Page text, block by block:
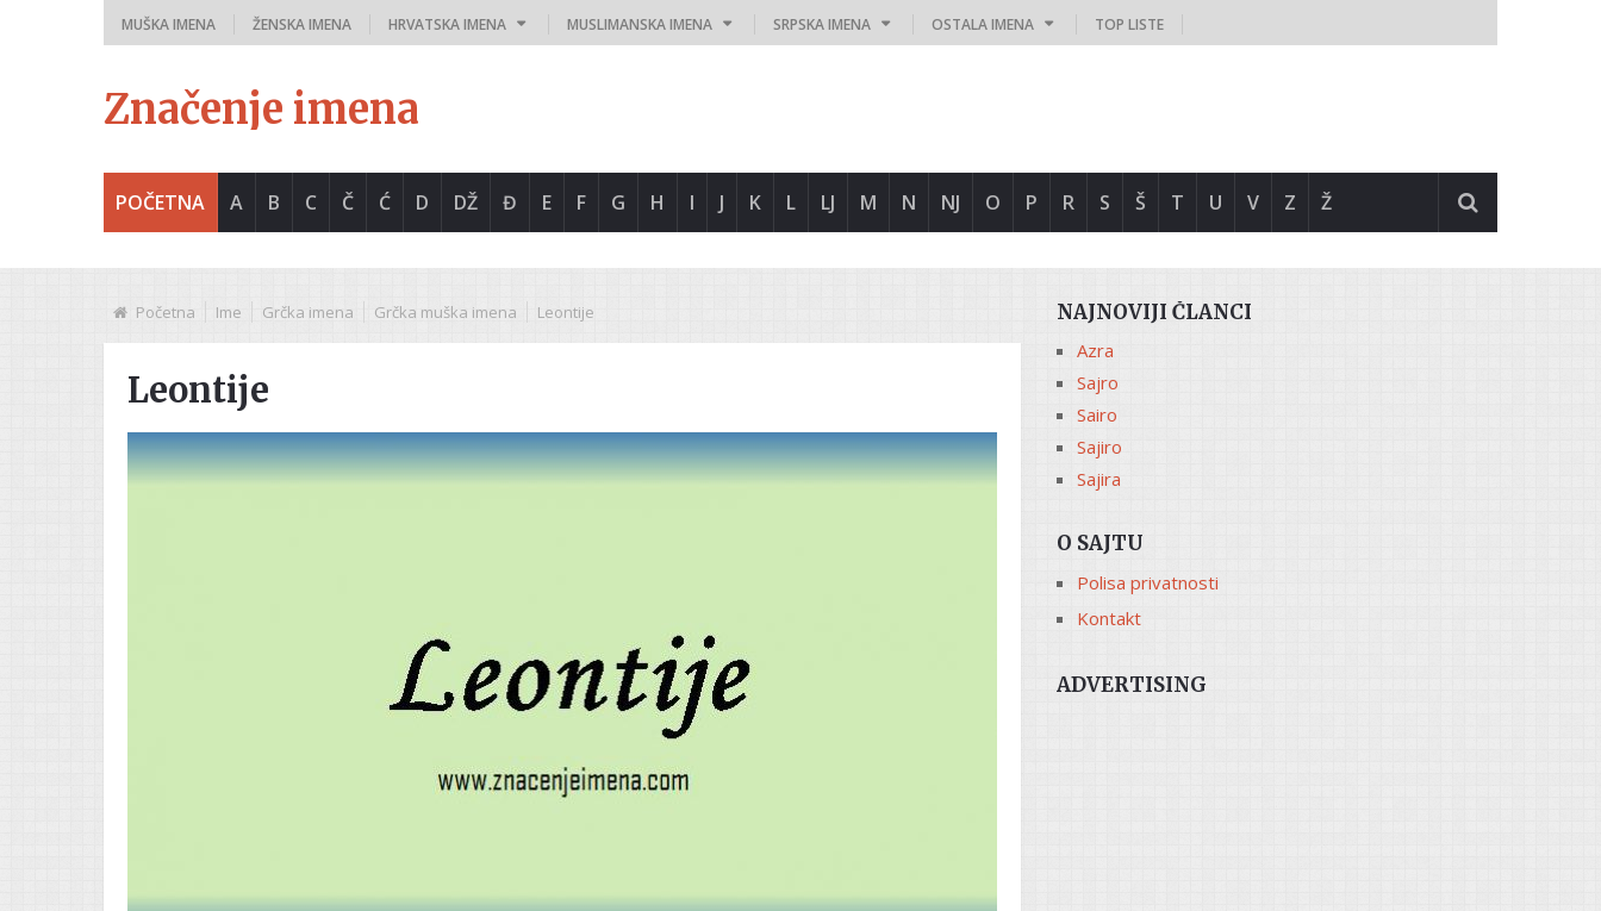
MUŠKA IMENA ŽENSKA IMENA HRVATSKA IMENA MUSLIMANSKA IMENA SRPSKA IMENA OSTALA IMENA TOP LISTE
Značenje imena
POČETNA A B C Č Ć D DŽ Đ E F G H I J K L LJ M N NJ O P R S Š T U V Z Ž
Početna Ime Grčka imena Grčka muška imena Leontije
Leontije
NAJNOVIJI ČLANCI
Azra
Sajro
Sairo
Sajiro
Sajira
O SAJTU
Polisa privatnosti
Kontakt
ADVERTISING